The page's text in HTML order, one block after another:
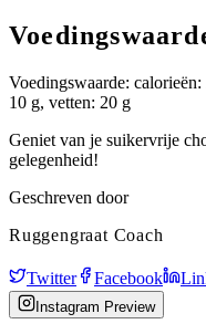
Voedingswaarde:
10 g, vetten: 20 g
Geniet van je suikervrije
gelegenheid!
Geschreven door
Ruggengraat Coach
Twitter Facebook
Instagram Preview